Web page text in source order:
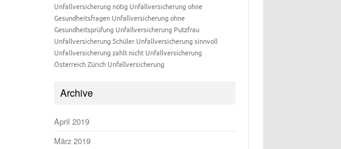
Unfallversicherung nötig Unfallversicherung ohne
Gesundheitsfragen Unfallversicherung ohne
Gesundheitsprüfung Unfallversicherung Putzfrau
Unfallversicherung Schüler Unfallversicherung sinnvoll
Unfallversicherung zahlt nicht Unfallversicherung
Österreich Zürich Unfallversicherung
Archive
April 2019
März 2019